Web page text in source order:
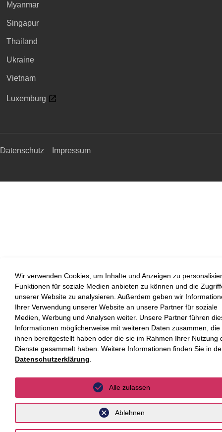
Myanmar
Singapur
Thailand
Ukraine
Vietnam
Luxemburg
Datenschutz Impressum
Wir verwenden Cookies, um Inhalte und Anzeigen zu
Funktionen für soziale Medien anbieten zu können und die
unserer Website zu analysieren. Außerdem geben wir
Ihrer Verwendung unserer Website an unsere Partner für soziale
Medien, Werbung und Analysen weiter. Unsere Partner führen
Informationen möglicherweise mit weiteren Daten zusammen, die
ihnen bereitgestellt haben oder die sie im Rahmen Ihrer Nutzung
Dienste gesammelt haben. Weitere Informationen finden Sie in
Datenschutzerklärung
Ablehnen
Alle zulassen